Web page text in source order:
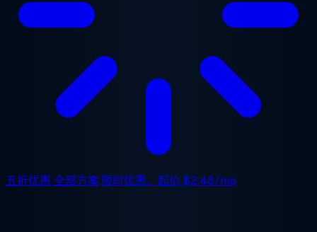
五折优惠 全部方案,限时优惠。起价$2.48/mo